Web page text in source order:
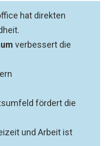
hat direkten
verbessert die
fördert die
und Arbeit ist